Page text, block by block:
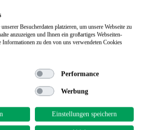
Besucherdaten platzieren, um unsere Webseite zu
anzuzeigen und Ihnen ein großartiges Webseiten-
zu den von uns verwendeten Cookies
Performance
Werbung
Einstellungen speichern